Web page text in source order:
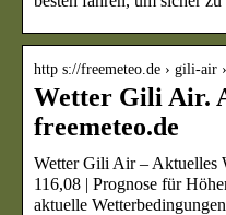
http s://freemeteo.de › gili-air
Wetter Gili Air.
freemeteo.de
Wetter Gili Air – Aktuelles
116,08 | Prognose für
aktuelle